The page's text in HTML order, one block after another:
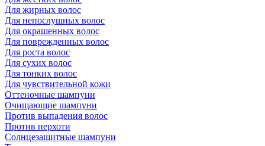
Для жирных волос
Для непослушных волос
Для окрашенных волос
Для поврежденных волос
Для роста волос
Для сухих волос
Для тонких волос
Для чувствительной кожи
Оттеночные шампуни
Очищающие шампуни
Против выпадения волос
Против перхоти
Солнцезащитные шампуни